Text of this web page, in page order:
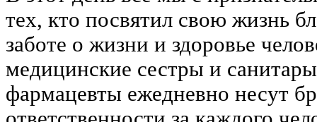
тех, кто посвятил свою жизнь
заботе о жизни и здоровье
медицинские сестры и
фармацевты ежедневно несут